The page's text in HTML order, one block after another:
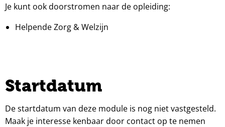
Je kunt ook doorstromen naar de opleiding:
Helpende Zorg & Welzijn
Startdatum
De startdatum van deze module is nog niet vastgesteld.
Maak je interesse kenbaar door contact op te nemen